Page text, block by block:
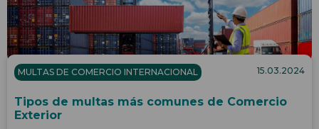
MULTAS DE COMERCIO INTERNACIONAL 15.03.2024
Tipos de multas más comunes de Comercio
Exterior